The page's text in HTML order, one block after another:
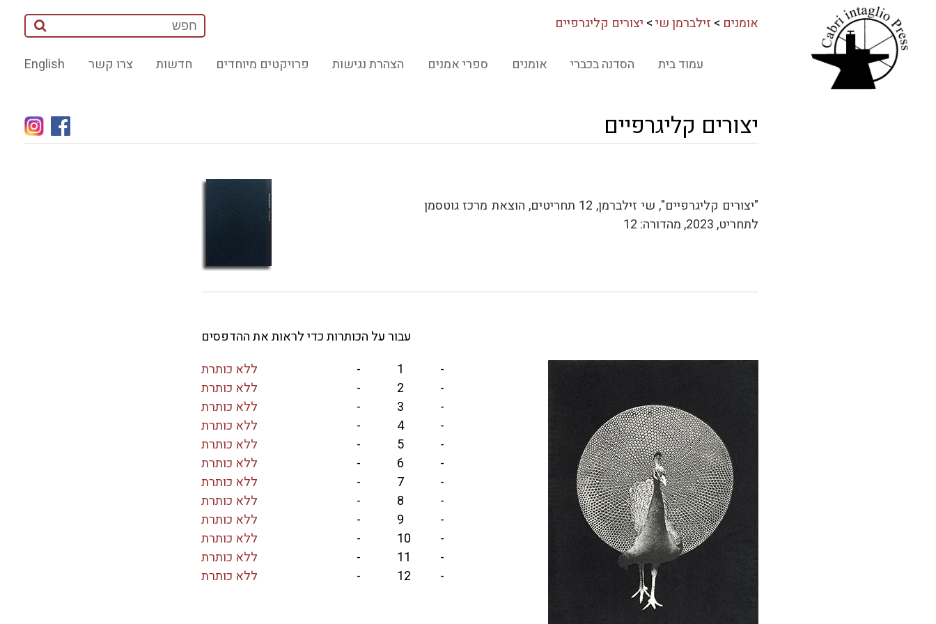
אומנים > זילברמן שי> יצורים קליגרפיים
English צרו קשר חדשות פרויקטים מיוחדים הצהרת נגישות ספרי אמנים אומנים הסדנה בכברי עמוד בית
יצורים קליגרפיים
"יצורים קליגרפיים", שי זילברמן, 12 תחריטים, הוצאת מרכז גוטסמן
לתחריט, 2023, מהדורה: 12
עבור על הכותרות כדי לראות את ההדפסים
-
1
-
ללא כותרת
-
2
-
ללא כותרת
-
3
-
ללא כותרת
-
4
-
ללא כותרת
-
5
-
ללא כותרת
-
6
-
ללא כותרת
-
7
-
ללא כותרת
-
8
-
ללא כותרת
-
9
-
ללא כותרת
-
10
-
ללא כותרת
-
11
-
ללא כותרת
-
12
- ללא כותרת